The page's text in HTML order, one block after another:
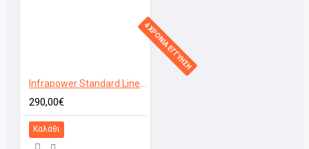
4 ΧΡΟΝΙΑ ΕΓΓΥΗΣΗ
Infrapower Standard Line VCIR-1000W
290,00€
Καλάθι